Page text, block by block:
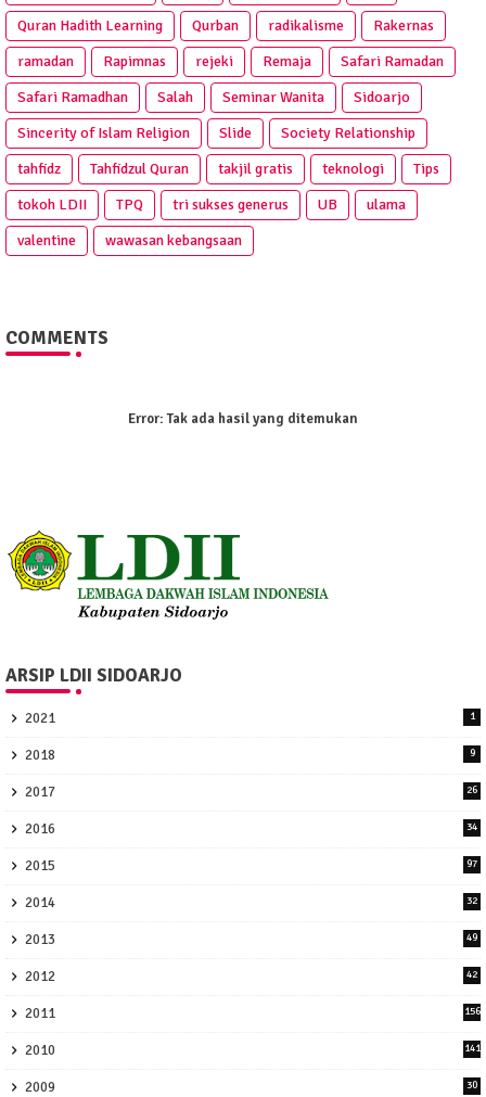
Quran Hadith Learning
Qurban radikalisme
Rakernas
ramadan
Rapimnas rejeki Remaja
Safari Ramadan
Safari Ramadhan
Salah Seminar Wanita
Sidoarjo
Sincerity of Islam Religion
Slide
Society Relationship
tahfidz
Tahfidzul Quran takjil gratis teknologi
Tips
tokoh LDII
TPQ tri sukses generus UB
ulama
valentine
wawasan kebangsaan
COMMENTS
Error:Tak ada hasil yang ditemukan
ARSIP LDII SIDOARJO
2021 1
2018 9
2017 26
2016 34
2015 97
2014 32
2013 49
2012 42
2011 156
2010 141
2009 30